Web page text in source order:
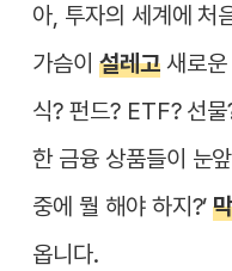
아, 투자의 세계에 처
가슴이 설레고새로운
식? 펀드? ETF? 선
한 금융 상품들이 눈
중에 뭘 해야 하지?’
옵니다.